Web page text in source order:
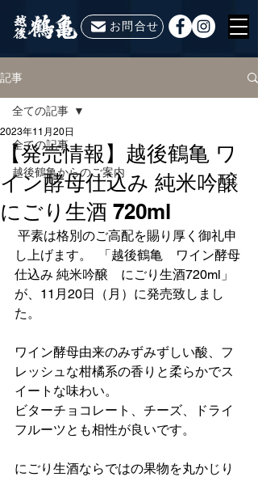
お問合せ
記事
全ての記事
越後鶴亀からのご案内
全ての記事
【発売情報】越後鶴亀 ワ
イン酵母仕込み 純米吟醸
にごり生酒 720ml
2023年11月20日
し上げます。  「越後鶴亀　ワイン酵母
仕込み 純米吟醸　にごり生酒720ml」
が、11月20日（月）に発売致しまし
た。
ワイン酵母由来のみずみずしい酸、フ
レッシュな柑橘系の香りと柔らかでス
イートな味わい。
ビターチョコレート、チーズ、ドライ
フルーツとも相性が良いです。
にごり生酒ならではの果物を丸かじり